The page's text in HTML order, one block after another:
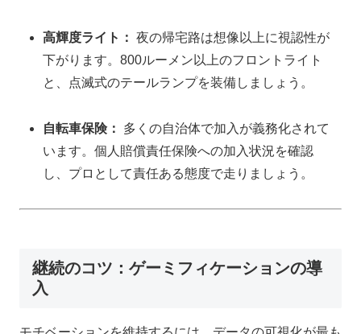
高輝度ライト： 夜の帰宅路は想像以上に視認性が
下がります。800ルーメン以上のフロントライト
と、点滅式のテールランプを装備しましょう。
自転車保険：
多くの自治体で加入が義務化されて
います。個人賠償責任保険への加入状況を確認
し、プロとして責任ある態度で走りましょう。
継続のコツ：ゲーミフィケーションの導
入